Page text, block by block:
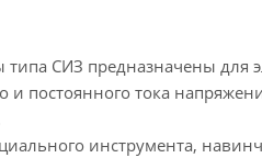
СИЗ предназначены для
и постоянного тока
инструмента,